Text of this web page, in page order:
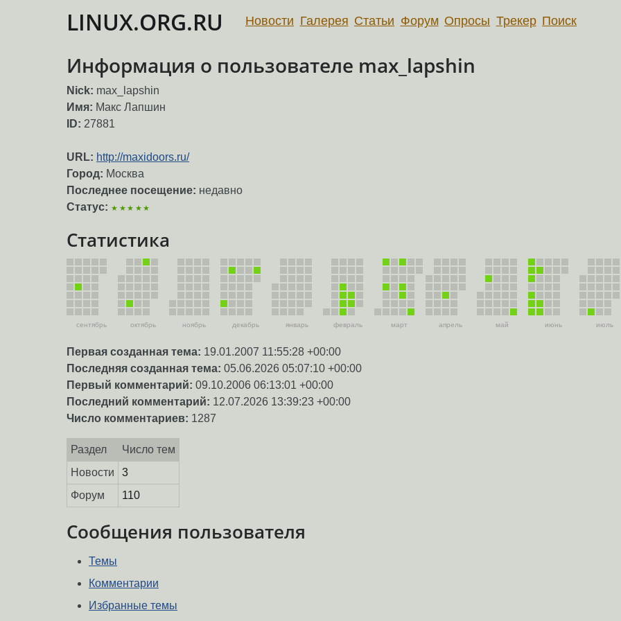
LINUX.ORG.RU Новости Галерея Статьи Форум Опросы Трекер Поиск
Информация о пользователе max_lapshin
Nick: max_lapshin
Имя: Макс Лапшин
ID: 27881
URL: http://maxidoors.ru/
Город: Москва
Последнее посещение: недавно
Статус: ★★★★★
Статистика
сентябрь октябрь ноябрь декабрь январь февраль март апрель май июнь июль
Первая созданная тема: 19.01.2007 11:55:28 +00:00
Последняя созданная тема: 05.06.2026 05:07:10 +00:00
Первый комментарий: 09.10.2006 06:13:01 +00:00
Последний комментарий: 12.07.2026 13:39:23 +00:00
Число комментариев: 1287
Раздел
Число тем
Новости
3
Форум
110
Сообщения пользователя
Темы
Комментарии
Избранные темы